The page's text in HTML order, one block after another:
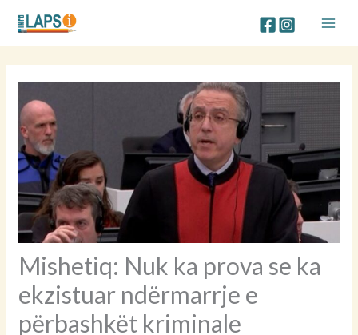
content
Mishetiq: Nuk ka prova se ka
ekzistuar ndërmarrje e
përbashkët kriminale